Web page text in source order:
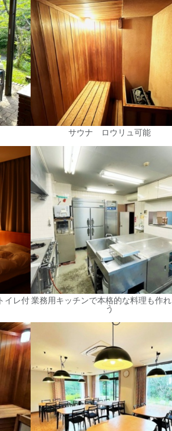
サウナ ロウリュ可能
イレ付業務用キッチンで本格的な料理も作
う